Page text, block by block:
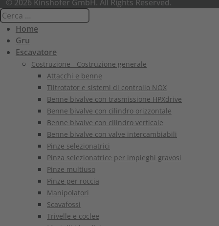
© 2026 Kinshofer GmbH. All Rights Reserved.
Home
Gru
Escavatore
Costruzione - Costruzione generale
Attacchi e benne
Tiltrotator e sistemi di controllo NOX
Benne bivalve con trasmissione HPXdrive
Benne bivalve con cilindro orizzontale
Benne bivalve con cilindro verticale
Benne bivalve con valve intercambiabili
Pinze selezionatrici
Pinza selezionatrice per impieghi gravosi
Pinze multiuso
Pinze per roccia
Manipolatori
Scavafossi
Trivelle e coclee